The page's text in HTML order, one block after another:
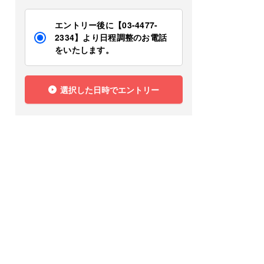
エントリー後に【03-4477-
2334】より日程調整のお電話
をいたします。
選択した日時でエントリー